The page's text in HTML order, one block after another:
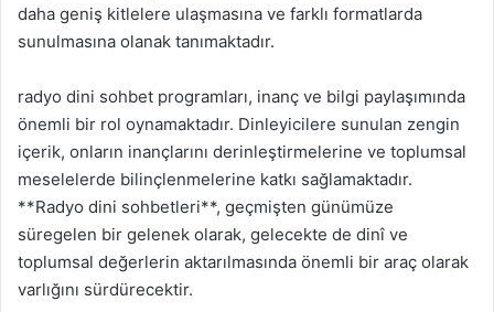
daha geniş kitlelere ulaşmasına ve farklı formatlarda
sunulmasına olanak tanımaktadır.
radyo dini sohbet programları, inanç ve bilgi paylaşımında
önemli bir rol oynamaktadır. Dinleyicilere sunulan zengin
içerik, onların inançlarını derinleştirmelerine ve toplumsal
meselelerde bilinçlenmelerine katkı sağlamaktadır.
**Radyo dini sohbetleri**, geçmişten günümüze
süregelen bir gelenek olarak, gelecekte de dinî ve
toplumsal değerlerin aktarılmasında önemli bir araç olarak
varlığını sürdürecektir.